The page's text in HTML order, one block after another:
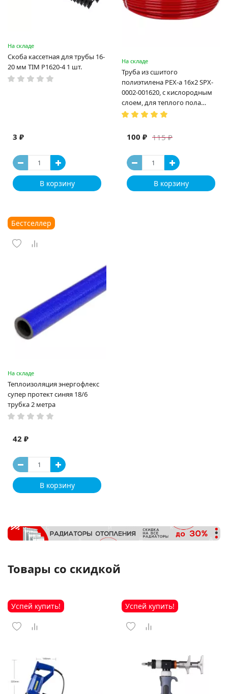
На складе
Скоба кассетная для трубы 16-
20 мм TIM P1620-4 1 шт.
3 ₽
В корзину
На складе
Труба из сшитого
полиэтилена PEX-a 16х2 SPX-
0002-001620, с кислородным
слоем, для теплого пола
(Испания)
115 ₽
100 ₽
В корзину
Бестселлер
На складе
Теплоизоляция энергофлекс
супер протект синяя 18/6
трубка 2 метра
42 ₽
В корзину
Товары со скидкой
Успей купить! Успей купить!